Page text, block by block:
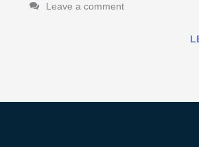
Leave a comment